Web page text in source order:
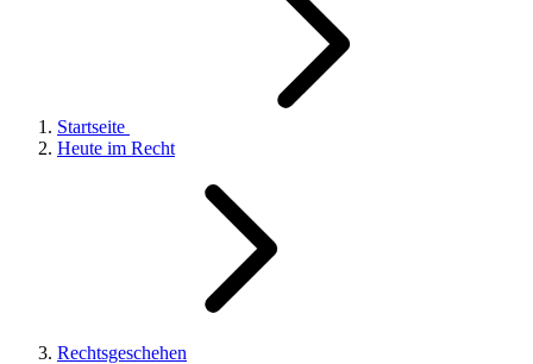
Startseite
Heute im Recht
Rechtsgeschehen